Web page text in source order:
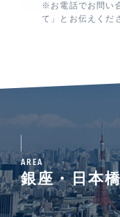
※お電話でお問い
て」とお伝えくだ
AREA
銀座・日本